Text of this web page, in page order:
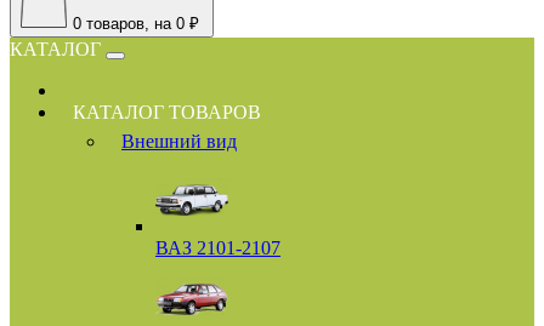
0 товаров, на 0 ₽
КАТАЛОГ
КАТАЛОГ ТОВАРОВ
Внешний вид
ВАЗ 2101-2107